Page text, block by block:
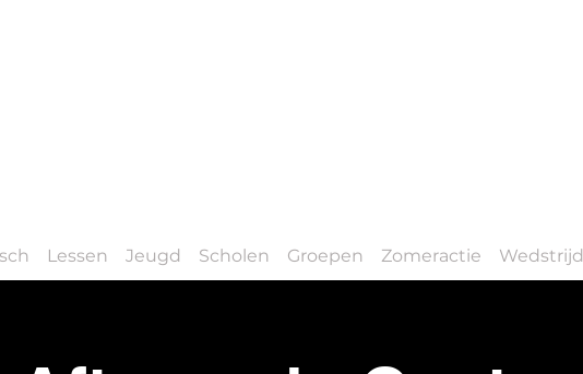
Lessen Jeugd Scholen Groepen Zomeractie Wedstrijd